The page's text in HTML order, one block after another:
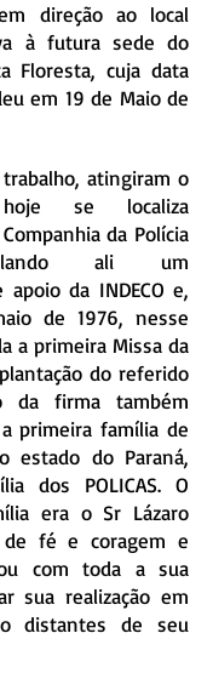
direção ao local
à futura sede do
Floresta, cuja data
em 19 de Maio de
atingiram o
se localiza
da Polícia
ali um
da INDECO e,
de 1976, nesse
a primeira Missa da
do referido
da firma também
primeira família de
estado do Paraná,
dos POLICAS. O
era o Sr Lázaro
de fé e coragem e
com toda a sua
sua realização em
distantes de seu